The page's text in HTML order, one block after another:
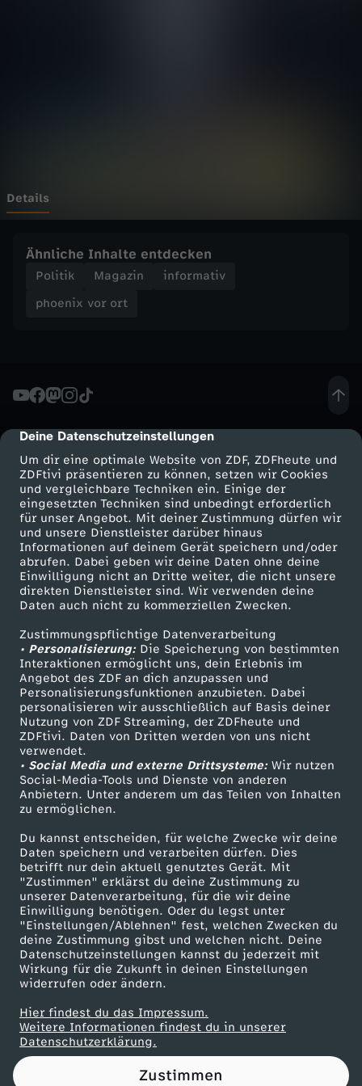
cmp-dialog-description
Deine Datenschutzeinstellungen
Um dir eine optimale Website von ZDF, ZDFheute und
ZDFtivi präsentieren zu können, setzen wir Cookies
und vergleichbare Techniken ein. Einige der
eingesetzten Techniken sind unbedingt erforderlich
für unser Angebot. Mit deiner Zustimmung dürfen wir
und unsere Dienstleister darüber hinaus
Informationen auf deinem Gerät speichern und/oder
abrufen. Dabei geben wir deine Daten ohne deine
Einwilligung nicht an Dritte weiter, die nicht unsere
direkten Dienstleister sind. Wir verwenden deine
Daten auch nicht zu kommerziellen Zwecken.
Zustimmungspflichtige Datenverarbeitung
• Personalisierung:Die Speicherung von bestimmten
Interaktionen ermöglicht uns, dein Erlebnis im
Angebot des ZDF an dich anzupassen und
Personalisierungsfunktionen anzubieten. Dabei
personalisieren wir ausschließlich auf Basis deiner
Nutzung von ZDF Streaming, der ZDFheute und
ZDFtivi. Daten von Dritten werden von uns nicht
verwendet.
• Social Media und externe Drittsysteme:Wir nutzen
Social-Media-Tools und Dienste von anderen
Anbietern. Unter anderem um das Teilen von Inhalten
zu ermöglichen.
Du kannst entscheiden, für welche Zwecke wir deine
Daten speichern und verarbeiten dürfen. Dies
betrifft nur dein aktuell genutztes Gerät. Mit
"Zustimmen" erklärst du deine Zustimmung zu
unserer Datenverarbeitung, für die wir deine
Einwilligung benötigen. Oder du legst unter
"Einstellungen/Ablehnen" fest, welchen Zwecken du
deine Zustimmung gibst und welchen nicht. Deine
Datenschutzeinstellungen kannst du jederzeit mit
Wirkung für die Zukunft in deinen Einstellungen
widerrufen oder ändern.
Hier findest du das Impressum.
Weitere Informationen findest du in unserer
Datenschutzerklärung.
Zustimmen
t
F
-
P
a
r
t
e
i
t
a
g
:
„
M
u
s
s
u
n
Details
Ähnliche Inhalte entdecken
Politik Magazin
informativ
phoenix vor ort
Mehr ZDF
ZDF-Apps
Smart TV
ZDFtext
Livestreams
Sendungen A-Z
TV-Programm
Service
ZDFmitreden
Kontakt zum ZDF
Tickets
Zuschauerservice
Hilfe
ZDF Unternehmen
Karriere
ZDF goes Schule
Werbefernsehen
Mainzelmännchen
Partner